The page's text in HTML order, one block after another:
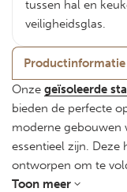
Productinformatie
Onze geïsoleerde
bieden de perfecte
moderne gebouwen
essentieel zijn. Deze
ontworpen om te
gebied van
Toon meer